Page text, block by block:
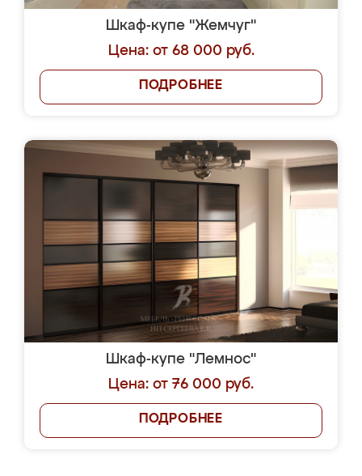
Шкаф-купе "Жемчуг"
Цена: от 68 000 руб.
ПОДРОБНЕЕ
Шкаф-купе "Лемнос"
Цена: от 76 000 руб.
ПОДРОБНЕЕ